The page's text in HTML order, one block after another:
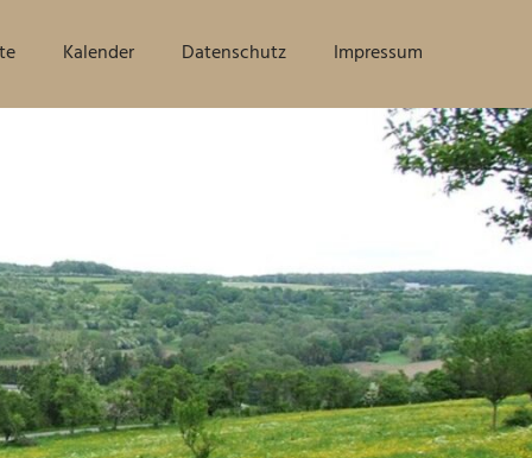
Kalender Datenschutz Impressum